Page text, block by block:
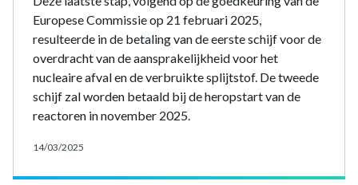
Europese Commissie op 21 februari 2025,
resulteerde in de betaling van de eerste schijf voor de
overdracht van de aansprakelijkheid voor het
nucleaire afval en de verbruikte splijtstof. De tweede
schijf zal worden betaald bij de heropstart van de
reactoren in november 2025.
14/03/2025